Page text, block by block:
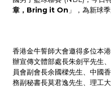
章， Bring it On 」，為新球
香港金牛誓師大會邀得多位本
辦宣傳文體部處長朱劍平先生
員會副會長余國樑先生、中國
務副秘書長莫君逸先生、理工